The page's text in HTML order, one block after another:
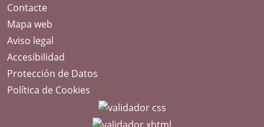
Contacte
Mapa web
Aviso legal
Accesibilidad
Protección de Datos
Política de Cookies